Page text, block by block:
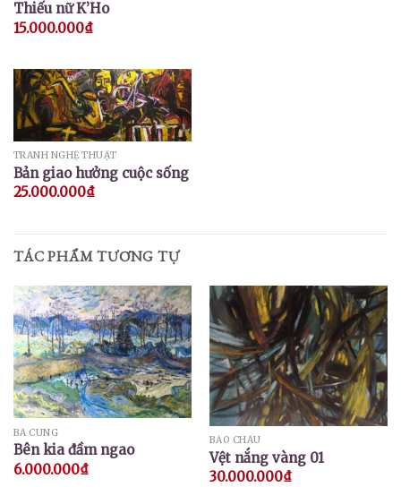
Thiếu nữ K’Ho
15.000.000₫
TRANH NGHỆ THUẬT
Bản giao hưởng cuộc sống
25.000.000₫
TÁC PHẨM TƯƠNG TỰ
BÁ CUNG
Bên kia đầm ngao
6.000.000₫
BẢO CHÂU
Vệt nắng vàng 01
30.000.000₫